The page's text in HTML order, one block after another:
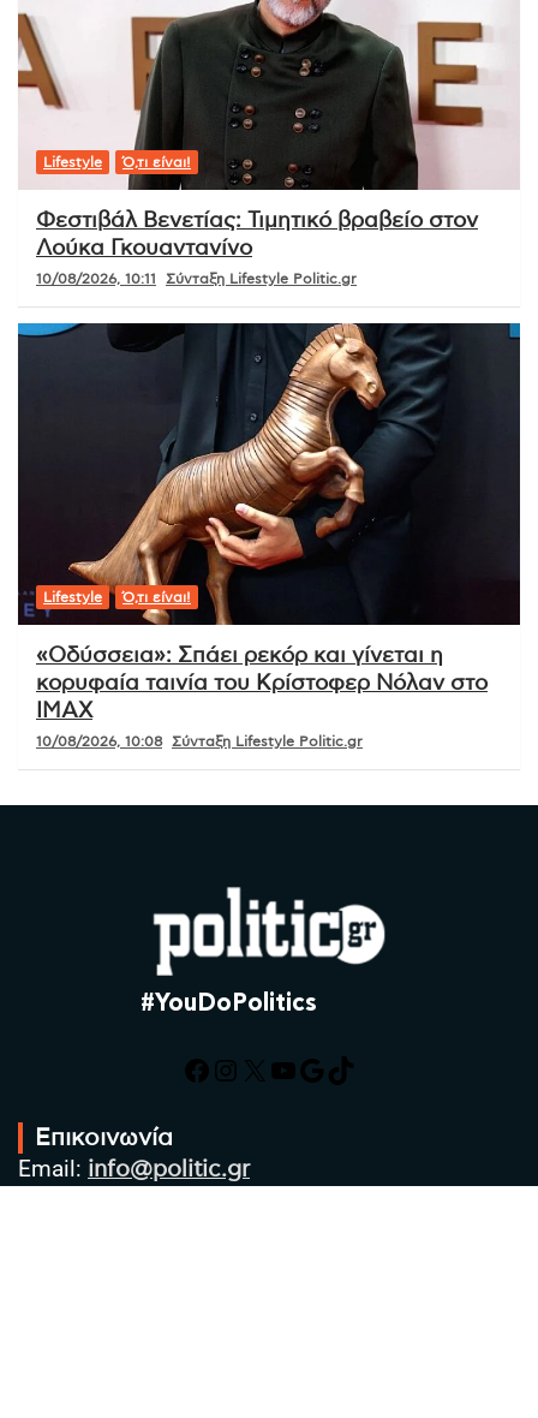
Lifestyle Ό,τι είναι!
Φεστιβάλ Βενετίας: Τιμητικό βραβείο στον
Λούκα Γκουαντανίνο
10/08/2026, 10:11 Σύνταξη Lifestyle Politic.gr
Lifestyle Ό,τι είναι!
«Οδύσσεια»: Σπάει ρεκόρ και γίνεται η
κορυφαία ταινία του Κρίστοφερ Νόλαν στο
IMAX
10/08/2026, 10:08 Σύνταξη Lifestyle Politic.gr
#YouDoPolitics
Facebook
Instagram
X YouTube
Google
TikTok
Επικοινωνία
Email: info@politic.gr